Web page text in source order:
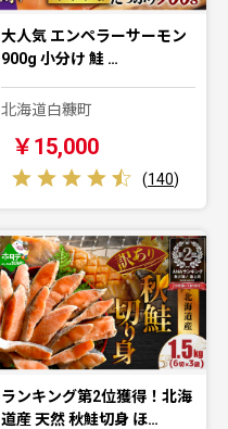
大人気 エンペラーサーモン
900g 小分け 鮭 …
北海道白糠町
￥15,000
(140)
ランキング第2位獲得！北海
道産 天然 秋鮭切身 ほ…